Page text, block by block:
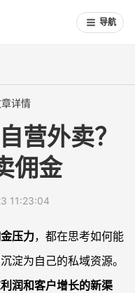
导航
购率
供保障？
？
详情
营外卖？
佣金
11:23:04
压力，都在思考如何能
淀为自己的私域资源。
润和客户增长的新渠